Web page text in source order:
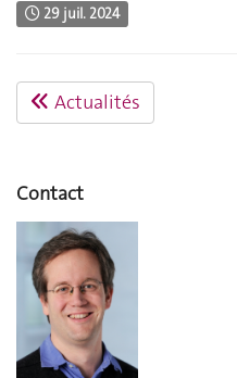
29 juil. 2024
Actualités
Contact